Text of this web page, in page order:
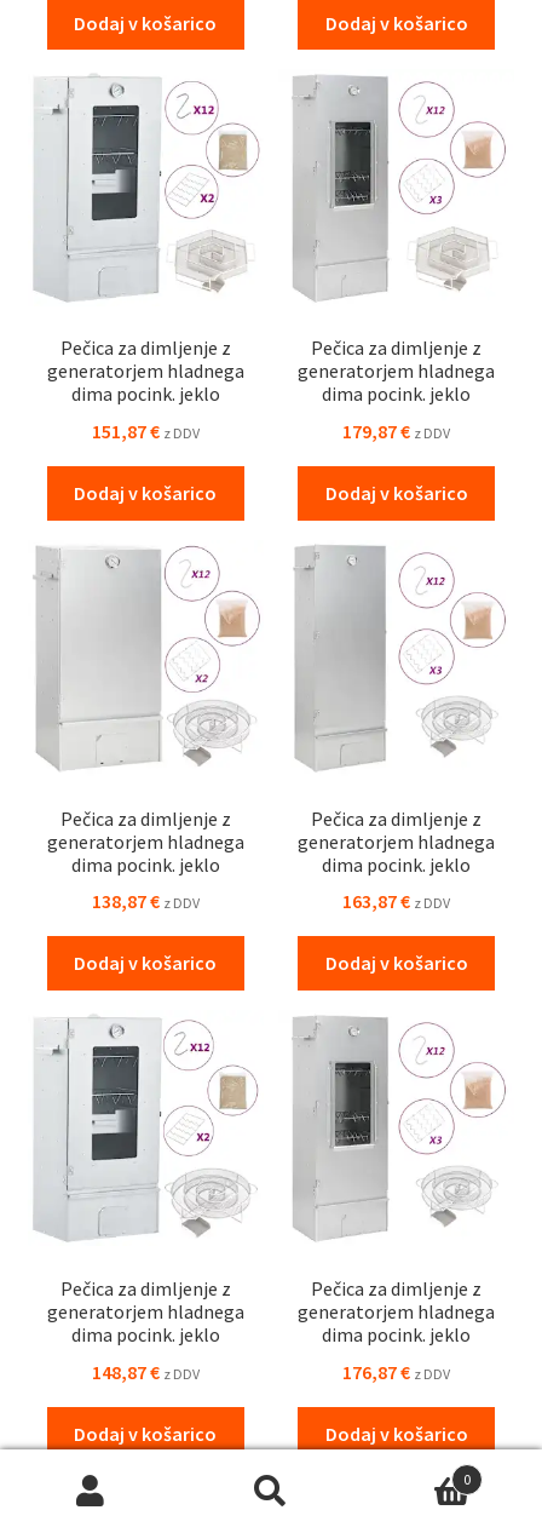
Dodaj v košarico Dodaj v košarico
Pečica za dimljenje z
generatorjem hladnega
dima pocink. jeklo
151,87€ z DDV
Dodaj v košarico
Pečica za dimljenje z
generatorjem hladnega
dima pocink. jeklo
179,87€ z DDV
Dodaj v košarico
Pečica za dimljenje z
generatorjem hladnega
dima pocink. jeklo
138,87€ z DDV
Dodaj v košarico
Pečica za dimljenje z
generatorjem hladnega
dima pocink. jeklo
163,87€ z DDV
Dodaj v košarico
Pečica za dimljenje z
generatorjem hladnega
dima pocink. jeklo
148,87€ z DDV
Dodaj v košarico
Pečica za dimljenje z
generatorjem hladnega
dima pocink. jeklo
176,87€ z DDV
Dodaj v košarico
0